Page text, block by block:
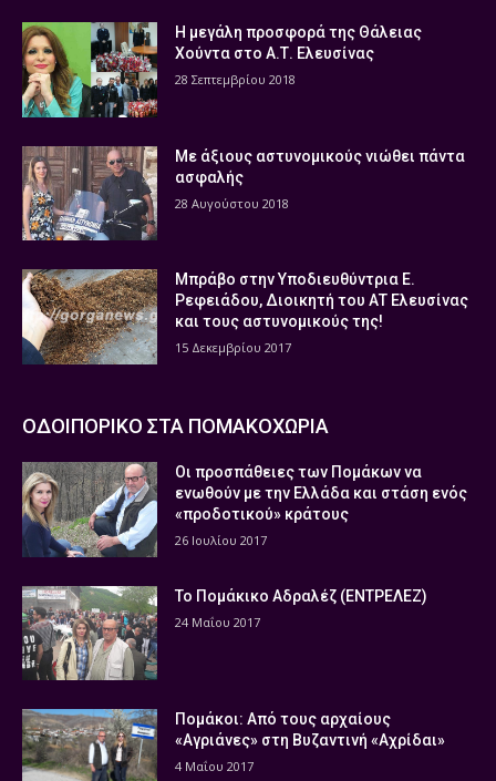
Η μεγάλη προσφορά της Θάλειας
Χούντα στο Α.Τ. Ελευσίνας
28 Σεπτεμβρίου 2018
Με άξιους αστυνομικούς νιώθει πάντα
ασφαλής
28 Αυγούστου 2018
Μπράβο στην Υποδιευθύντρια Ε.
Ρεφειάδου, Διοικητή του ΑΤ Ελευσίνας
και τους αστυνομικούς της!
15 Δεκεμβρίου 2017
ΟΔΟΙΠΟΡΙΚΟ ΣΤΑ ΠΟΜΑΚΟΧΩΡΙΑ
Οι προσπάθειες των Πομάκων να
ενωθούν με την Ελλάδα και στάση ενός
«προδοτικού» κράτους
26 Ιουλίου 2017
Το Πομάκικο Αδραλέζ (ΕΝΤΡΕΛΕΖ)
24 Μαΐου 2017
Πομάκοι: Από τους αρχαίους
«Αγριάνες» στη Βυζαντινή «Αχρίδαι»
4 Μαΐου 2017